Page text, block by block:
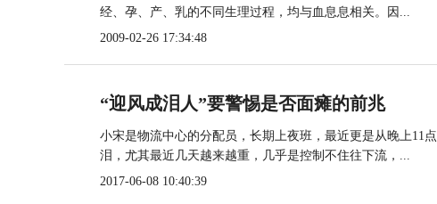
经、孕、产、乳的不同生理过程，均与血息息相关。因...
2009-02-26 17:34:48
“迎风成泪人”要警惕是否面瘫的前兆
小宋是物流中心的分配员，长期上夜班，最近更是从晚上11
泪，尤其最近几天越来越重，几乎是控制不住往下流，...
2017-06-08 10:40:39